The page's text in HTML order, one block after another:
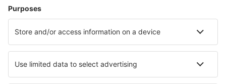
Hotel in Australia - Città popolari
Hotel a Melbourne Hotel a Perth